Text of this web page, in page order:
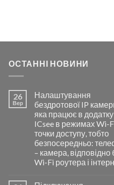
ОСТАННІ НОВИНИ
26
Вер
Налаштування
бездротової IP
яка працює в додатку
ICsee в режимах Wi-
точки доступу, тобто
безпосередньо:
– камера, відповідно
Wi-Fi роутера і